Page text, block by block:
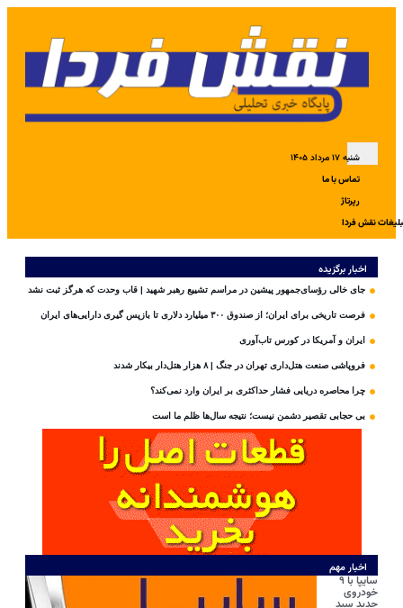
شنبه ۱۷ مرداد ۱۴۰۵
تماس با ما
رپرتاژ
نقش فردا
اخبار برگزیده
جای خالی رؤسای‌جمهور پیشین در مراسم تشییع رهبر شهید | قاب وحدت که هرگز ثبت نشد
فرصت تاریخی برای ایران؛ از صندوق ۳۰۰ میلیارد دلاری تا بازپس گیری دارایی‌های ایران
ایران و آمریکا در کورس تاب‌آوری
فروپاشی صنعت هتل‌داری تهران در جنگ | ۸ هزار هتل‌دار بیکار شدند
چرا محاصره دریایی فشار حداکثری بر ایران وارد نمی‌کند؟
بی‌ حجابی تقصیر دشمن نیست؛ نتیجه سال‌ها ظلم ما است
اخبار مهم
سایپا با ۹
خودروی
جدید سبد